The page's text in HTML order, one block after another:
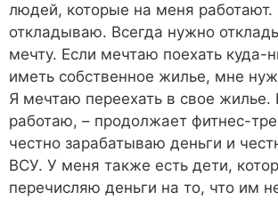
людей, которые на меня работают.
откладываю. Всегда нужно
мечту. Если мечтаю поехать куда-
иметь собственное жилье, мне
Я мечтаю переехать в свое жилье.
работаю, – продолжает фитнес-
честно зарабатываю деньги и
ВСУ. У меня также есть дети,
перечисляю деньги на то, что им